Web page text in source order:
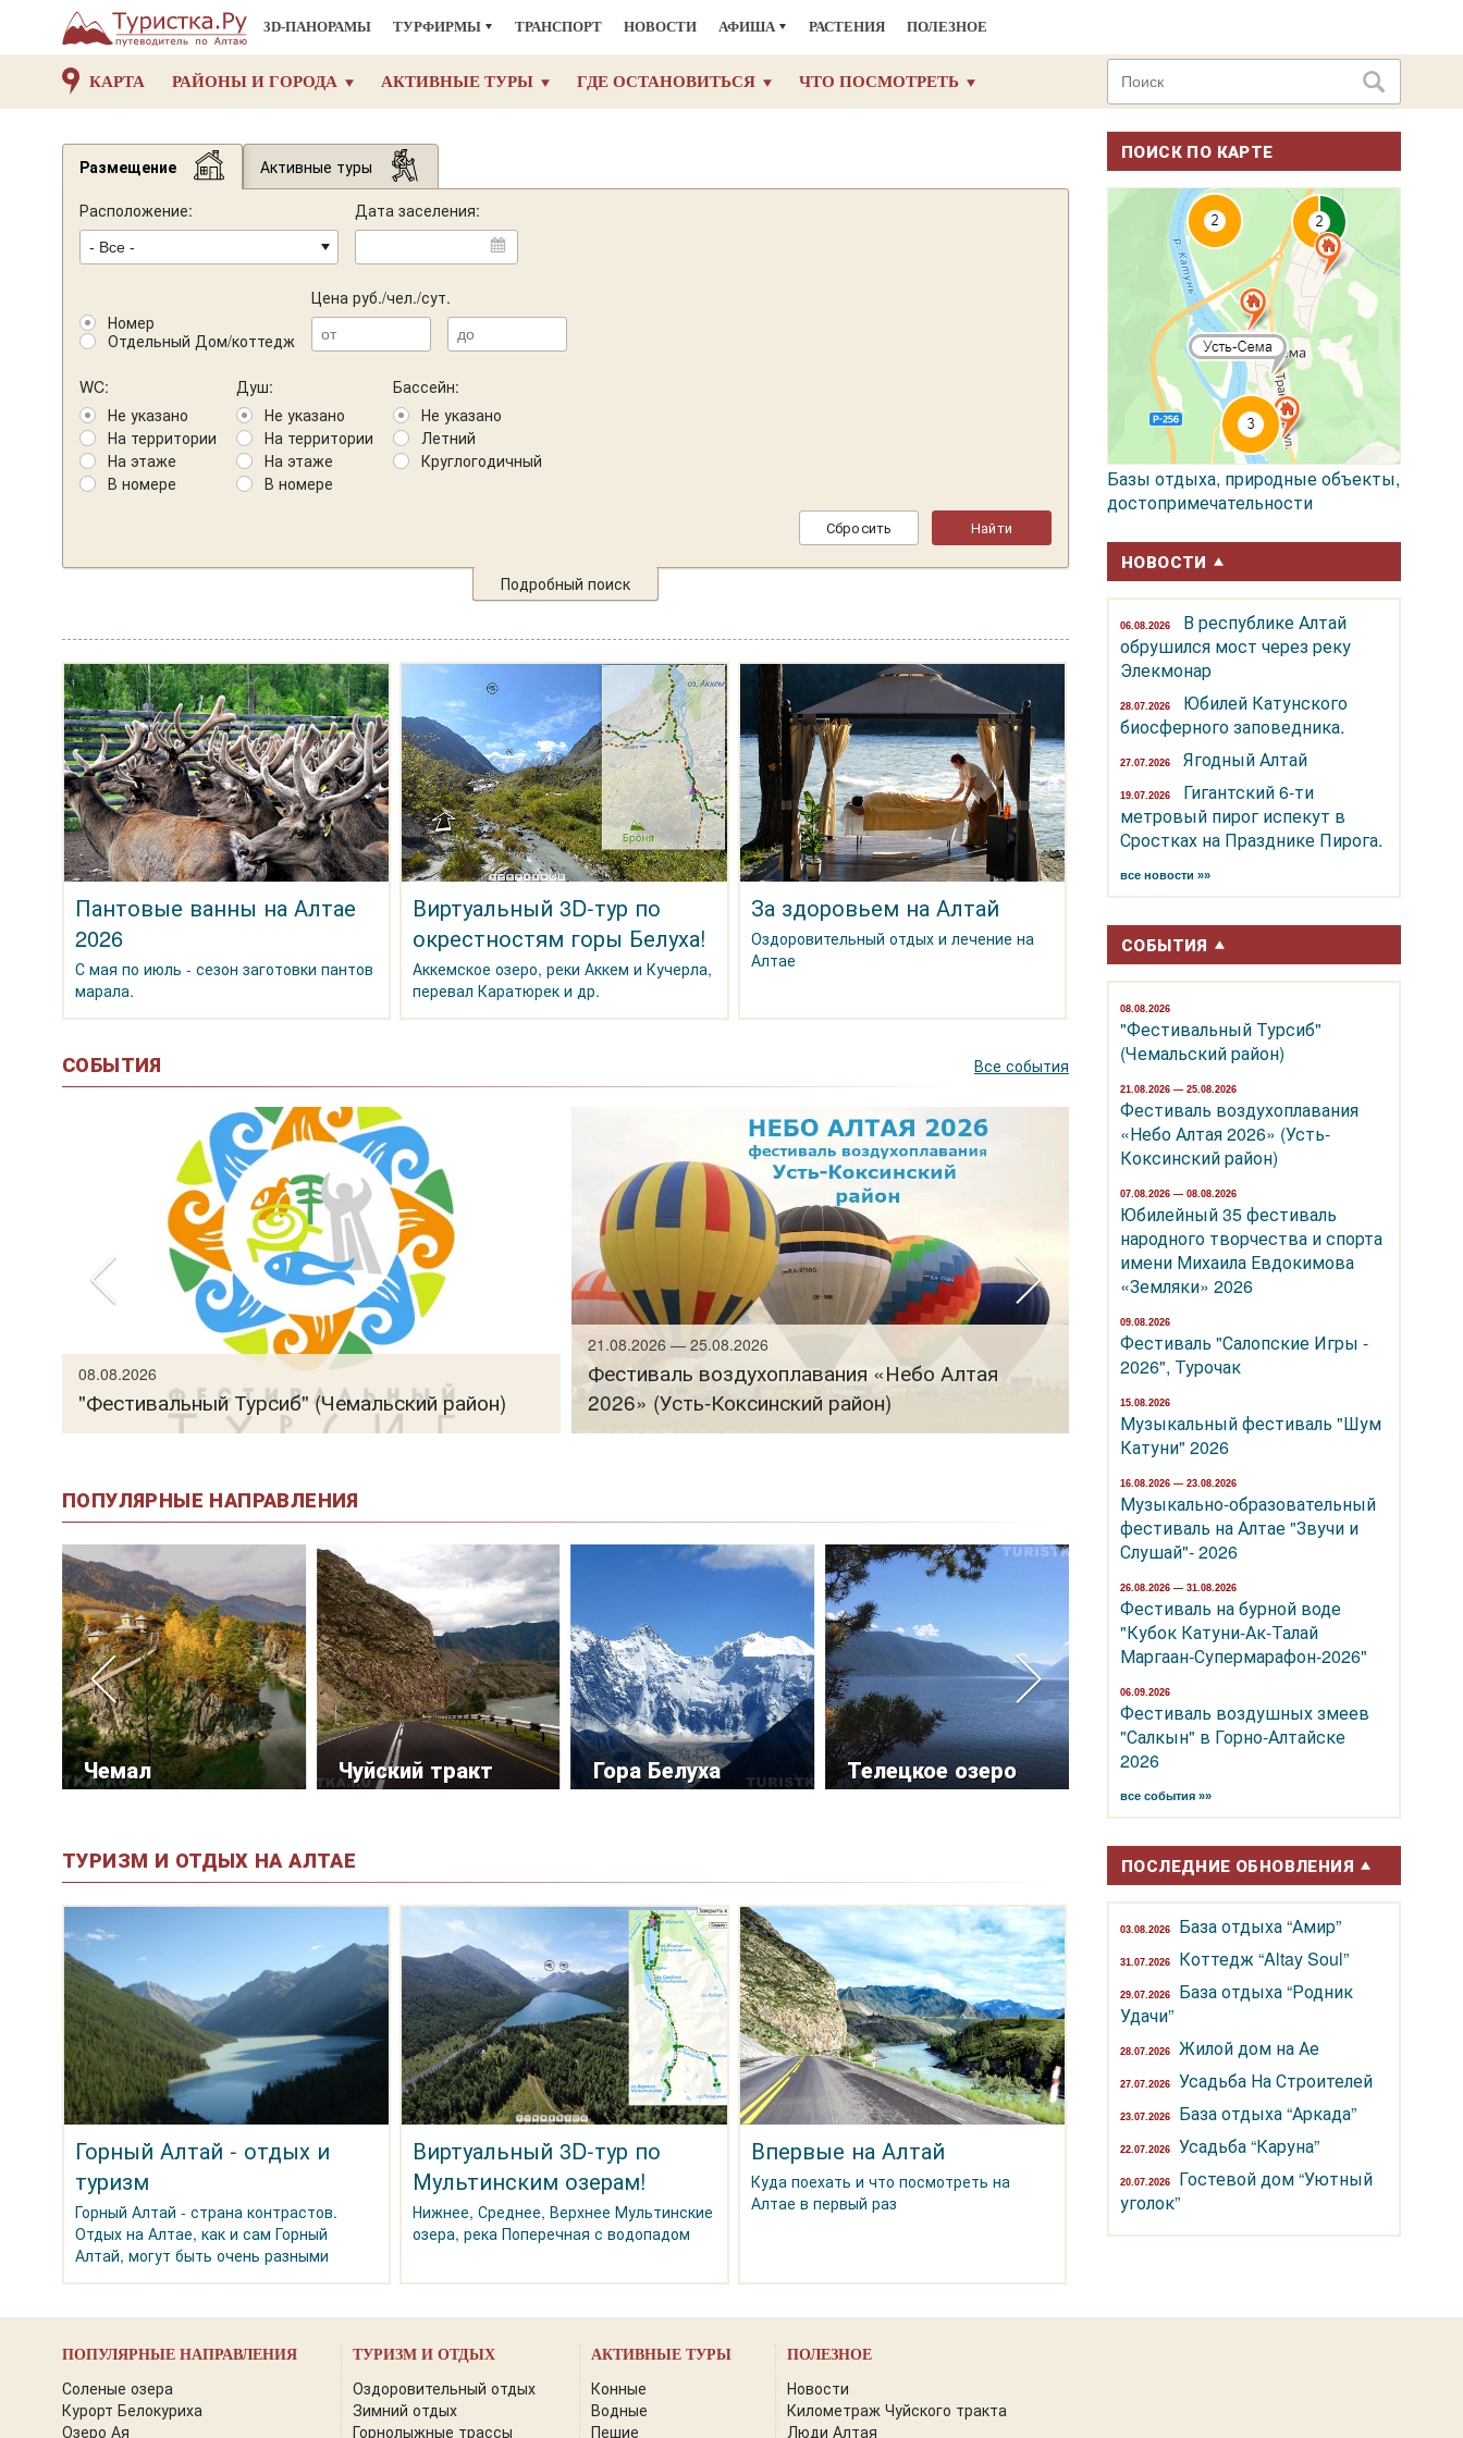
3D-ПАНОРАМЫ ТУРФИРМЫ ТРАНСПОРТ НОВОСТИ АФИША РАСТЕНИЯ ПОЛЕЗНОЕ
КАРТА РАЙОНЫ И ГОРОДА АКТИВНЫЕ ТУРЫ ГДЕ ОСТАНОВИТЬСЯ ЧТО ПОСМОТРЕТЬ
Размещение
Активные туры
Расположение:
Дата заселения:
Номер
Отдельный Дом/коттедж
Цена руб./чел./сут.
WC:
Не указано
На территории
На этаже
В номере
Душ:
Не указано
На территории
На этаже
В номере
Бассейн:
Не указано
Летний
Круглогодичный
Подробный поиск
Пантовые ванны на Алтае
2026
С мая по июль - сезон заготовки пантов
марала.
Виртуальный 3D-тур по
окрестностям горы Белуха!
Аккемское озеро, реки Аккем и Кучерла,
перевал Каратюрек и др.
За здоровьем на Алтай
Оздоровительный отдых и лечение на
Алтае
СОБЫТИЯ Все события
08.08.2026
"Фестивальный Турсиб" (Чемальский район)
21.08.2026 — 25.08.2026
Фестиваль воздухоплавания «Небо Алтая
2026» (Усть-Коксинский район)
07.08.2026 — 08.08.2026
Юбилейный 35 фестиваль народного
творчества и спорта имени Михаила
Евдокимова «Земляки» 2026
ПОПУЛЯРНЫЕ НАПРАВЛЕНИЯ
Чемал Чуйский тракт Гора Белуха Телецкое озеро
Курорт
Белокуриха
Соленые
ТУРИЗМ И ОТДЫХ НА АЛТАЕ
Горный Алтай - отдых и
туризм
Горный Алтай - страна контрастов.
Отдых на Алтае, как и сам Горный
Алтай, могут быть очень разными
Виртуальный 3D-тур по
Мультинским озерам!
Нижнее, Среднее, Верхнее Мультинские
озера, река Поперечная с водопадом
Впервые на Алтай
Куда поехать и что посмотреть на
Алтае в первый раз
ПОИСК ПО КАРТЕ
Базы отдыха, природные объекты,
достопримечательности
НОВОСТИ
06.08.2026
В республике Алтай
обрушился мост через реку
Элекмонар
28.07.2026
Юбилей Катунского
биосферного заповедника.
27.07.2026 Ягодный Алтай
19.07.2026
Гигантский 6-ти
метровый пирог испекут в
Сростках на Празднике Пирога.
все новости »»
СОБЫТИЯ
08.08.2026
"Фестивальный Турсиб"
(Чемальский район)
21.08.2026 — 25.08.2026
Фестиваль воздухоплавания
«Небо Алтая 2026» (Усть-
Коксинский район)
07.08.2026 — 08.08.2026
Юбилейный 35 фестиваль
народного творчества и спорта
имени Михаила Евдокимова
«Земляки» 2026
09.08.2026
Фестиваль "Салопские Игры -
2026", Турочак
15.08.2026
Музыкальный фестиваль "Шум
Катуни" 2026
16.08.2026 — 23.08.2026
Музыкально-образовательный
фестиваль на Алтае "Звучи и
Слушай"- 2026
26.08.2026 — 31.08.2026
Фестиваль на бурной воде
"Кубок Катуни-Ак-Талай
Маргаан-Супермарафон-2026"
06.09.2026
Фестиваль воздушных змеев
"Салкын" в Горно-Алтайске
2026
все события »»
ПОСЛЕДНИЕ ОБНОВЛЕНИЯ
03.08.2026 База отдыха “Амир”
31.07.2026 Коттедж “Altay Soul”
29.07.2026
База отдыха “Родник
Удачи”
28.07.2026 Жилой дом на Ае
27.07.2026 Усадьба На Строителей
23.07.2026 База отдыха “Аркада”
22.07.2026 Усадьба “Каруна”
20.07.2026
Гостевой дом “Уютный
уголок”
ПОПУЛЯРНЫЕ НАПРАВЛЕНИЯ
Соленые озера
Курорт Белокуриха
Озеро Ая
ТУРИЗМ И ОТДЫХ
Оздоровительный отдых
Зимний отдых
Горнолыжные трассы
АКТИВНЫЕ ТУРЫ
Конные
Водные
Пешие
ПОЛЕЗНОЕ
Новости
Километраж Чуйского тракта
Люди Алтая